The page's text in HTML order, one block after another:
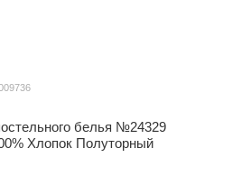
белья №24329
Хлопок Полуторный